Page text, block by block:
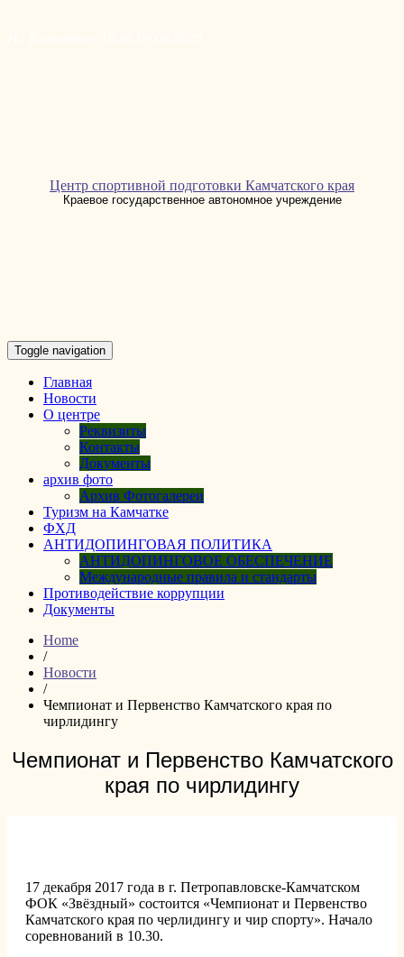
Центр спортивной подготовки Камчатского края
Краевое государственное автономное учреждение
Toggle navigation
Главная
Новости
О центре
Реквизиты
Контакты
Документы
архив фото
Архив Фотогалереи
Туризм на Камчатке
ФХД
АНТИДОПИНГОВАЯ ПОЛИТИКА
АНТИДОПИНГОВОЕ ОБЕСПЕЧЕНИЕ
Международные правила и стандарты
Противодействие коррупции
Документы
Home
/
Новости
/
Чемпионат и Первенство Камчатского края по
чирлидингу
Чемпионат и Первенство Камчатского
края по чирлидингу
17 декабря 2017 года в г. Петропавловске-Камчатском
ФОК «Звёздный» состоится «Чемпионат и Первенство
Камчатского края по черлидингу и чир спорту». Начало
соревнований в 10.30.